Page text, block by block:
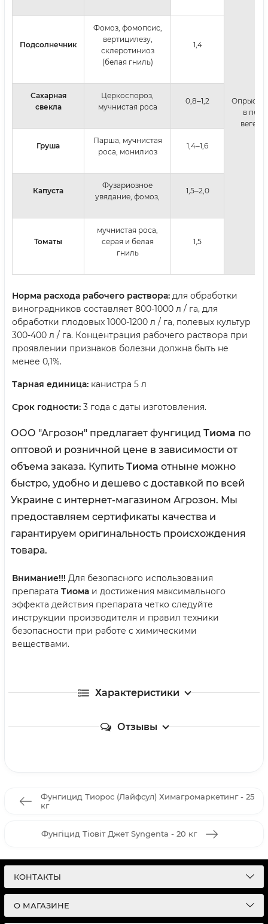
в
Подсолнечник
Фомоз, фомопсис,
вертицилезу,
склеротиниоз
(белая гниль)
1,4
Сахарная
свекла
Церкоспороз,
мучнистая роса
0,8‒1,2
Груша
Парша, мучнистая
роса, монилиоз
1,4‒1,6
Капуста
Фузариозное
увядание, фомоз,
1,5‒2,0
Томаты
мучнистая роса,
серая и белая
гниль
1,5
Норма расхода рабочего раствора: для обработки
виноградников составляет 800-1000 л / га, для
обработки плодовых 1000-1200 л / га, полевых культур
300-400 л / га. Концентрация рабочего раствора при
проявлении признаков болезни должна быть не
менее 0,1%.
Тарная единица: канистра 5 л
Срок годности: 3 года с даты изготовления.
ООО "Агрозон" предлагает фунгицид Тиома по
оптовой и розничной цене в зависимости от
объема заказа. Купить Тиома отныне можно
быстро, удобно и дешево с доставкой по всей
Украине с интернет-магазином Агрозон. Мы
предоставляем сертификаты качества и
гарантируем оригинальность происхождения
товара.
Внимание!!! Для безопасного использования
препарата Тиома и достижения максимального
эффекта действия препарата четко следуйте
инструкции производителя и правил техники
безопасности при работе с химическими
веществами.
Характеристики
Отзывы
Фунгицид Тиорос (Лайфсул) Химагромаркетинг - 25
кг
Фунгіцид Тіовіт Джет Syngenta - 20 кг
КОНТАКТЫ
О МАГАЗИНЕ